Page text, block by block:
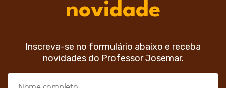
novidade
Inscreva-se no formulário abaixo e receba
novidades do Professor Josemar.